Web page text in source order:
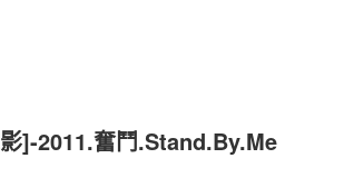
]-2011.奮鬥.Stand.By.Me